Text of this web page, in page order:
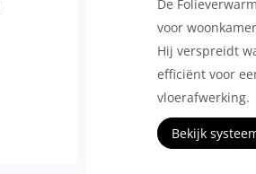
De
voor
Hij verspreidt
efficiënt voor
vloerafwerking.
Bekijk